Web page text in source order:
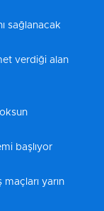
sağlanacak
verdiği alan
başlıyor
yarın